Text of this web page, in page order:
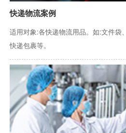
快递物流案例
适用对象:各快递物流用品。如:文件袋
快递包裹等。